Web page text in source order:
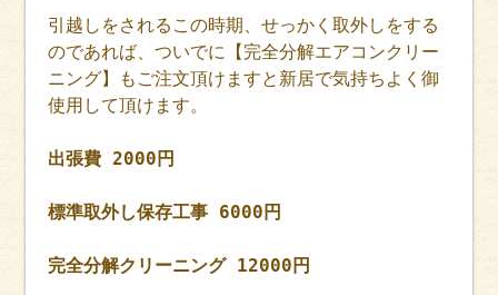
引越しをされるこの時期、せっかく取外しをする
のであれば、ついでに【完全分解エアコンクリー
ニング】もご注文頂けますと新居で気持ちよく御
使用して頂けます。
出張費 2000円
標準取外し保存工事 6000円
完全分解クリーニング 12000円